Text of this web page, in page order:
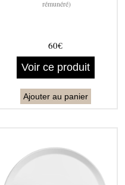
rémunéré)
60€
Voir ce produit
Ajouter au panier